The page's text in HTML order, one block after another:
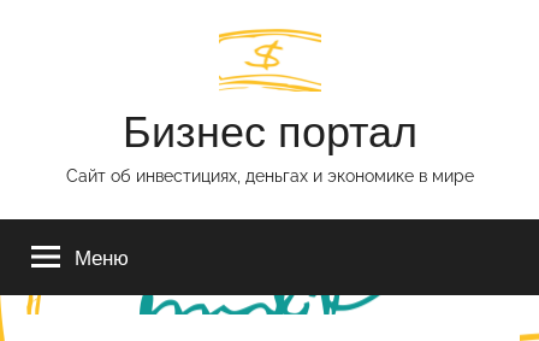
Бизнес портал
Сайт об инвестициях, деньгах и экономике в мире
Меню